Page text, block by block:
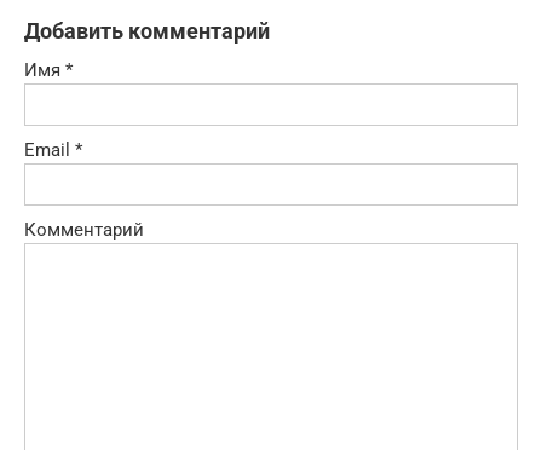
Добавить комментарий
Имя *
Email *
Комментарий